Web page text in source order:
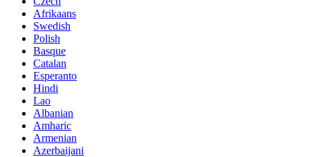
Afrikaans
Swedish
Polish
Basque
Catalan
Esperanto
Hindi
Lao
Albanian
Amharic
Armenian
Azerbaijani